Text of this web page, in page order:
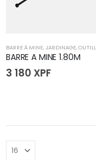
BARRE À MINE, JARDINAGE,
BARRE A MINE 1.80M
3 180 XPF